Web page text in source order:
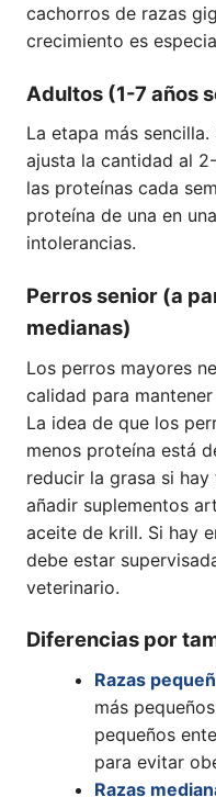
cachorros de razas
crecimiento es
Adultos (1-7 años
La etapa más
ajusta la cantidad al
las proteínas cada
proteína de una en
intolerancias.
Perros senior (a
medianas)
Los perros mayores
calidad para
La idea de que los
menos proteína está
reducir la grasa si
añadir suplementos
aceite de krill. Si hay
debe estar
veterinario.
Diferencias por
Razas
más
pequeños
para evitar
Razas